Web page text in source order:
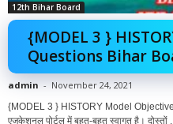
12th Bihar Board
{MODEL 3 }
Questions Bihar
admin - November 24, 2021
{MODEL 3 } HISTORY Model
एजुकेशनल पोर्टल में बहुत-बहुत स्वागत है।